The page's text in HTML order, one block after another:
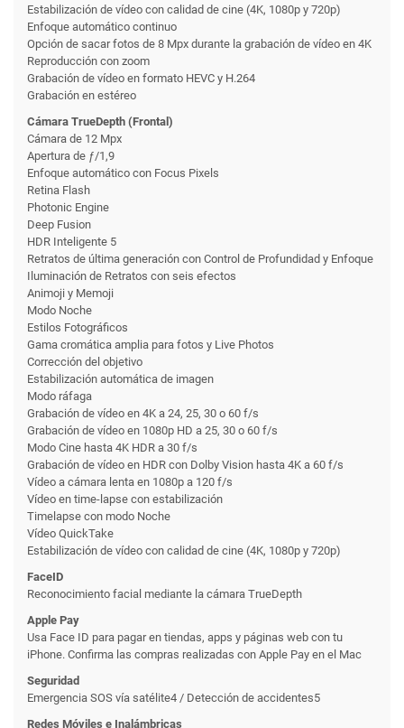
Estabilización de vídeo con calidad de cine (4K, 1080p y 720p)
Enfoque automático continuo
Opción de sacar fotos de 8 Mpx durante la grabación de vídeo en 4K
Reproducción con zoom
Grabación de vídeo en formato HEVC y H.264
Grabación en estéreo
Cámara TrueDepth (Frontal)
Cámara de 12 Mpx
Apertura de ƒ/1,9
Enfoque automático con Focus Pixels
Retina Flash
Photonic Engine
Deep Fusion
HDR Inteligente 5
Retratos de última generación con Control de Profundidad y Enfoque
Iluminación de Retratos con seis efectos
Animoji y Memoji
Modo Noche
Estilos Fotográficos
Gama cromática amplia para fotos y Live Photos
Corrección del objetivo
Estabilización automática de imagen
Modo ráfaga
Grabación de vídeo en 4K a 24, 25, 30 o 60 f/s
Grabación de vídeo en 1080p HD a 25, 30 o 60 f/s
Modo Cine hasta 4K HDR a 30 f/s
Grabación de vídeo en HDR con Dolby Vision hasta 4K a 60 f/s
Vídeo a cámara lenta en 1080p a 120 f/s
Vídeo en time-lapse con estabili­zación
Timelapse con modo Noche
Vídeo QuickTake
Estabilización de vídeo con calidad de cine (4K, 1080p y 720p)
FaceID
Reconoci­miento facial mediante la cámara TrueDepth
Apple Pay
Usa Face ID para pagar en tiendas, apps y páginas web con tu
iPhone. Confirma las compras realizadas con Apple Pay en el Mac
Seguridad
Emergencia SOS vía satélite4 / Detección de accidentes5
Redes Móviles e Inalámbricas